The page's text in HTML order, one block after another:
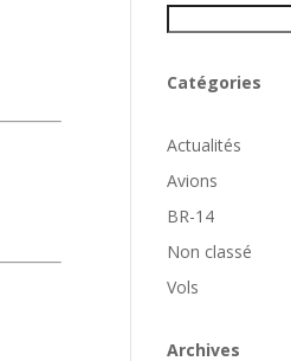
Catégories
Actualités
Avions
BR-14
Non classé
Vols
Archives